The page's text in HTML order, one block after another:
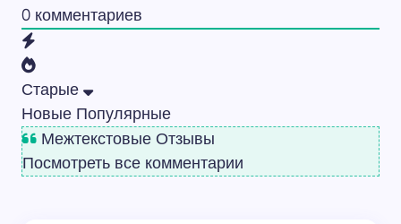
0комментариев
Старые
НовыеПопулярные
Межтекстовые Отзывы
Посмотреть все комментарии